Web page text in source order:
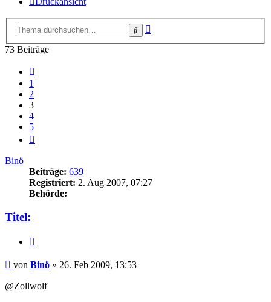
Suche
73 Beiträge
1
2
3
4
5
Binö
Beiträge: 639
Registriert: 2. Aug 2007, 07:27
Behörde:
Titel:
Beitrag
von Binö » 26. Feb 2009, 13:53
@Zollwolf